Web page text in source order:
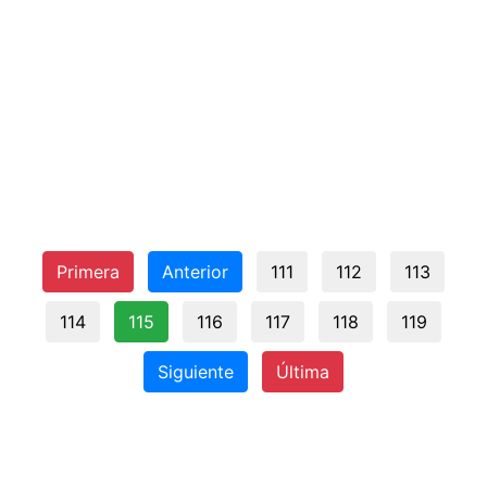
Primera Anterior 111 112 113
114 115 116 117 118 119
Siguiente Última